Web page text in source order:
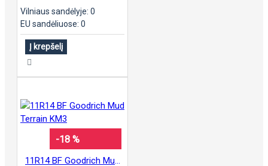
Vilniaus sandėlyje: 0
EU sandėliuose: 0
Į krepšelį
-18 %